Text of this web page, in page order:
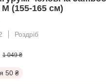
M (155-165 см)
Роздріб
1 049 ₴
50 ₴